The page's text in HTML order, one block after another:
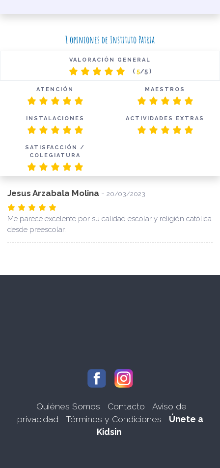
1 opiniones de Instituto Patria
VALORACIÓN GENERAL
( 5/5 )
ATENCIÓN MAESTROS
INSTALACIONES ACTIVIDADES EXTRAS
SATISFACCIÓN /
COLEGIATURA
Jesus Arzabala Molina - 20/03/2023
Me parece excelente por su calidad escolar y religión católica
desde preescolar.
Quiénes Somos Contacto
Aviso de
privacidad
Términos y Condiciones
Únete a
Kidsin